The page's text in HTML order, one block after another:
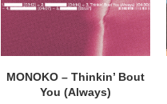
MONOKO – Thinkin’ Bout
You (Always)